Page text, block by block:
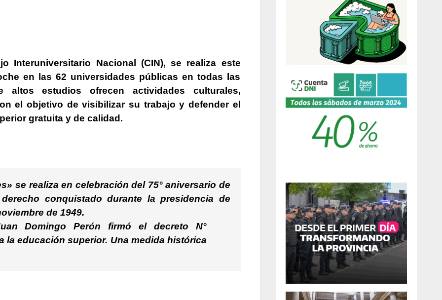
Interuniversitario Nacional (CIN), se realiza este
en las 62 universidades públicas en todas las
estudios ofrecen actividades culturales,
el objetivo de visibilizar su trabajo y defender el
gratuita y de calidad.
se realiza en celebración del 75° aniversario de
conquistado durante la presidencia de
de 1949.
Domingo Perón firmó el decreto N°
la educación superior. Una medida histórica